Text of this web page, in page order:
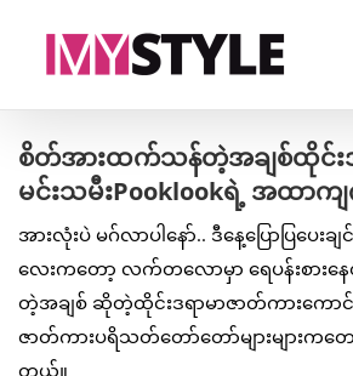
စိတ်အားထက်သန်တဲ့အချစ်ထိုင်း
မင်းသမီးPooklookရဲ့ အထာက
အားလုံးပဲ မဂ်လာပါနော်.. ဒီနေ့ပြောပြပေး
လေးကတော့ လက်တလောမှာ ရေပန်းစား
တဲ့အချစ် ဆိုတဲ့ထိုင်းဒရာမာဇာတ်ကားကော
ဇာတ်ကားပရိသတ်တော်တော်များများက
တယ်။